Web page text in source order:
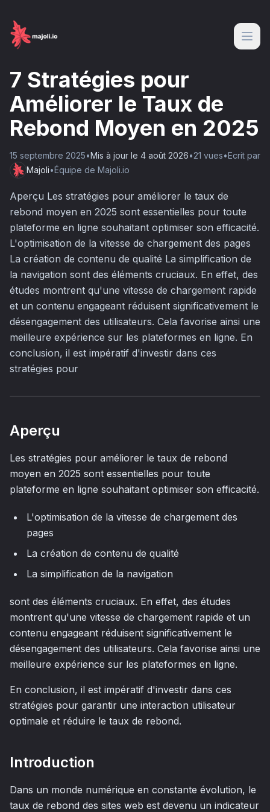
7 Stratégies pour
Améliorer le Taux de
Rebond Moyen en 2025
15 septembre 2025•Mis à jour le 4 août 2026•21 vues•Ecrit par
Majoli•Équipe de Majoli.io
Aperçu Les stratégies pour améliorer le taux de
rebond moyen en 2025 sont essentielles pour toute
plateforme en ligne souhaitant optimiser son efficacité.
L'optimisation de la vitesse de chargement des pages
La création de contenu de qualité La simplification de
la navigation sont des éléments cruciaux. En effet, des
études montrent qu'une vitesse de chargement rapide
et un contenu engageant réduisent significativement le
désengagement des utilisateurs. Cela favorise ainsi une
meilleure expérience sur les plateformes en ligne. En
conclusion, il est impératif d'investir dans ces
stratégies pour
Aperçu
Les stratégies pour améliorer le taux de rebond
moyen en 2025 sont essentielles pour toute
plateforme en ligne souhaitant optimiser son efficacité.
L'optimisation de la vitesse de chargement des
pages
La création de contenu de qualité
La simplification de la navigation
sont des éléments cruciaux. En effet, des études
montrent qu'une vitesse de chargement rapide et un
contenu engageant réduisent significativement le
désengagement des utilisateurs. Cela favorise ainsi une
meilleure expérience sur les plateformes en ligne.
En conclusion, il est impératif d'investir dans ces
stratégies pour garantir une interaction utilisateur
optimale et réduire le taux de rebond.
Introduction
Dans un monde numérique en constante évolution, le
taux de rebond des sites web est devenu un indicateur